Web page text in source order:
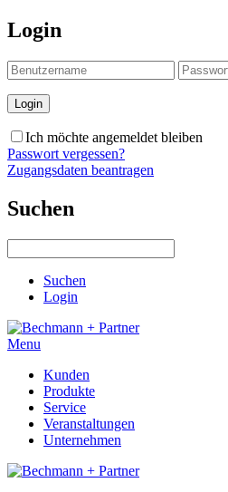
Login
Ich möchte angemeldet bleiben
Passwort vergessen?
Zugangsdaten beantragen
Suchen
Suchen
Login
Menu
Kunden
Produkte
Service
Veranstaltungen
Unternehmen